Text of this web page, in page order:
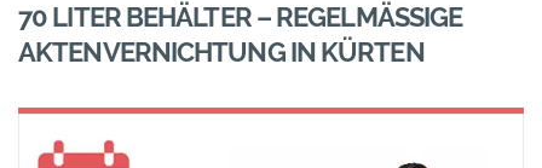
70 LITER BEHÄLTER – REGELMÄSSIGE A
KTENVERNICHTUNG IN KÜRTEN